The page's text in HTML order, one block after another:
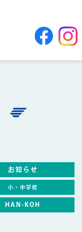
お知らせ
小・中学校
HAN-KOH